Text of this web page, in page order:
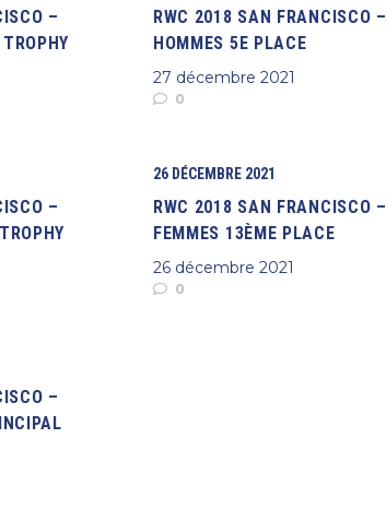
–
RWC 2018 SAN FRANCISCO –
HOMMES 5E PLACE
27 décembre 2021
0
–
26 DÉCEMBRE 2021
RWC 2018 SAN FRANCISCO –
FEMMES 13ÈME PLACE
26 décembre 2021
0
–